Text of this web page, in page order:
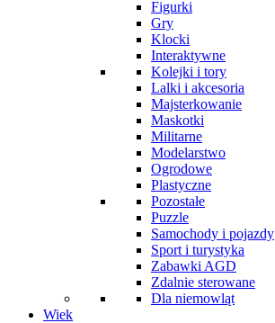
Figurki
Gry
Klocki
Interaktywne
Kolejki i tory
Lalki i akcesoria
Majsterkowanie
Maskotki
Militarne
Modelarstwo
Ogrodowe
Plastyczne
Pozostałe
Puzzle
Samochody i pojazdy
Sport i turystyka
Zabawki AGD
Zdalnie sterowane
Dla niemowląt
Wiek